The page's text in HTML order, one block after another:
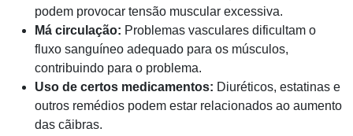
podem provocar tensão muscular excessiva.
Má circulação: Problemas vasculares dificultam o
fluxo sanguíneo adequado para os músculos,
contribuindo para o problema.
Uso de certos medicamentos: Diuréticos, estatinas e
outros remédios podem estar relacionados ao aumento
das cãibras.